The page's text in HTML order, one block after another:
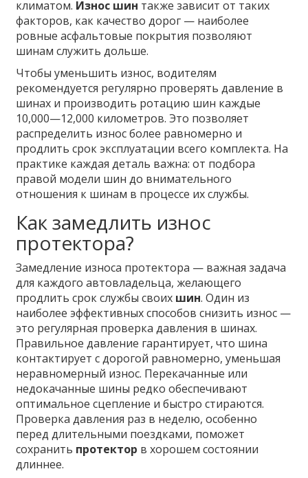
климатом. Износ шин также зависит от таких
факторов, как качество дорог — наиболее
ровные асфальтовые покрытия позволяют
шинам служить дольше.
Чтобы уменьшить износ, водителям
рекомендуется регулярно проверять давление в
шинах и производить ротацию шин каждые
10,000—12,000 километров. Это позволяет
распределить износ более равномерно и
продлить срок эксплуатации всего комплекта. На
практике каждая деталь важна: от подбора
правой модели шин до внимательного
отношения к шинам в процессе их службы.
Как замедлить износ
протектора?
Замедление износа протектора — важная задача
для каждого автовладельца, желающего
продлить срок службы своих шин. Один из
наиболее эффективных способов снизить износ —
это регулярная проверка давления в шинах.
Правильное давление гарантирует, что шина
контактирует с дорогой равномерно, уменьшая
неравномерный износ. Перекачанные или
недокачанные шины редко обеспечивают
оптимальное сцепление и быстро стираются.
Проверка давления раз в неделю, особенно
перед длительными поездками, поможет
сохранить протектор в хорошем состоянии
длиннее.